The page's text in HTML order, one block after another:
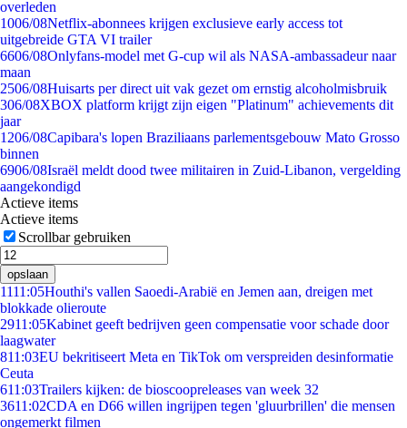
overleden
1006/08Netflix-abonnees krijgen exclusieve early access tot
uitgebreide GTA VI trailer
6606/08Onlyfans-model met G-cup wil als NASA-ambassadeur naar
maan
2506/08Huisarts per direct uit vak gezet om ernstig alcoholmisbruik
306/08XBOX platform krijgt zijn eigen "Platinum" achievements dit
jaar
1206/08Capibara's lopen Braziliaans parlementsgebouw Mato Grosso
binnen
6906/08Israël meldt dood twee militairen in Zuid-Libanon, vergelding
aangekondigd
Actieve items
Actieve items
Scrollbar gebruiken
opslaan
1111:05Houthi's vallen Saoedi-Arabië en Jemen aan, dreigen met
blokkade olieroute
2911:05Kabinet geeft bedrijven geen compensatie voor schade door
laagwater
811:03EU bekritiseert Meta en TikTok om verspreiden desinformatie
Ceuta
611:03Trailers kijken: de bioscoopreleases van week 32
3611:02CDA en D66 willen ingrijpen tegen 'gluurbrillen' die mensen
ongemerkt filmen